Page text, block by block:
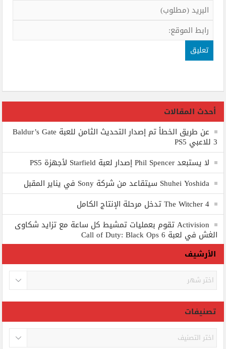
أحدث المقالات
عن طريق الخطأ تم إصدار التحديث الثامن للعبة Baldur’s Gate
3 للاعبي PS5
لا يستبعد Phil Spencer إصدار لعبة Starfield لأجهزة PS5
Shuhei Yoshida سيتقاعد من شركة Sony في يناير المقبل
The Witcher 4 تدخل مرحلة الإنتاج الكامل
Activision تقوم بعمليات تمشيط كل ساعة مع تزايد شكاوى
الغش في لعبة Call of Duty: Black Ops 6
الأرشيف
الأرشيف
تصنيفات
تصنيفات